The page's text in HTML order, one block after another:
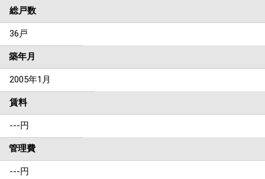
総戸数
36戸
築年月
2005年1月
賃料
---円
管理費
---円